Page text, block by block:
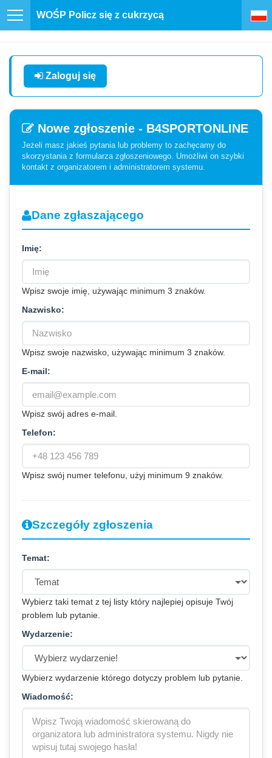
WOŚP Policz się z cukrzycą
Zaloguj się
Nowe zgłoszenie - B4SPORTONLINE
Jeżeli masz jakieś pytania lub problemy to zachęcamy do
skorzystania z formularza zgłoszeniowego. Umożliwi on szybki
kontakt z organizatorem i administratorem systemu.
Dane zgłaszającego
Imię:
Wpisz swoje imię, używając minimum 3 znaków.
Nazwisko:
Wpisz swoje nazwisko, używając minimum 3 znaków.
E-mail:
Wpisz swój adres e-mail.
Telefon:
Wpisz swój numer telefonu, użyj minimum 9 znaków.
Szczegóły zgłoszenia
Temat:
Wybierz taki temat z tej listy który najlepiej opisuje Twój
problem lub pytanie.
Wydarzenie:
Wybierz wydarzenie którego dotyczy problem lub pytanie.
Wiadomość: